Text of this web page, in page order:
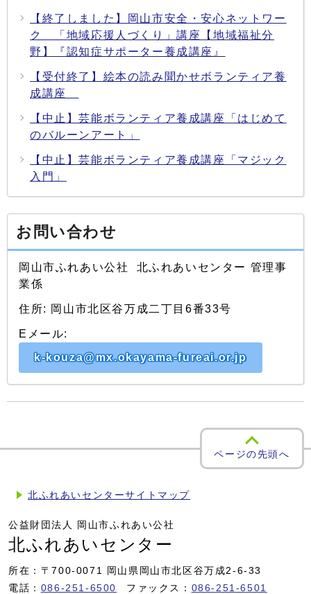
【終了しました】岡山市安全・安心ネットワー
ク 「地域応援人づくり」講座【地域福祉分
野】『認知症サポーター養成講座』
【受付終了】絵本の読み聞かせボランティア養
成講座
【中止】芸能ボランティア養成講座「はじめて
のバルーンアート」
【中止】芸能ボランティア養成講座「マジック
入門」
お問い合わせ
岡山市ふれあい公社 北ふれあいセンター 管理事
業係
住所: 岡山市北区谷万成二丁目6番33号
Eメール:
k-kouza@mx.okayama-fureai.or.jp
ページの先頭へ
北ふれあいセンターサイトマップ
公益財団法人 岡山市ふれあい公社
北ふれあいセンター
所在：〒700-0071 岡山県岡山市北区谷万成2-6-33
電話： 086-251-6500 ファックス： 086-251-6501